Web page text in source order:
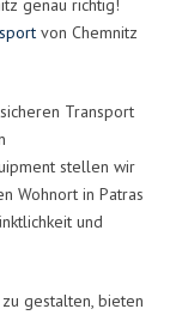
genau richtig!
von Chemnitz
Transport
stellen wir
Wohnort in Patras
und
gestalten, bieten